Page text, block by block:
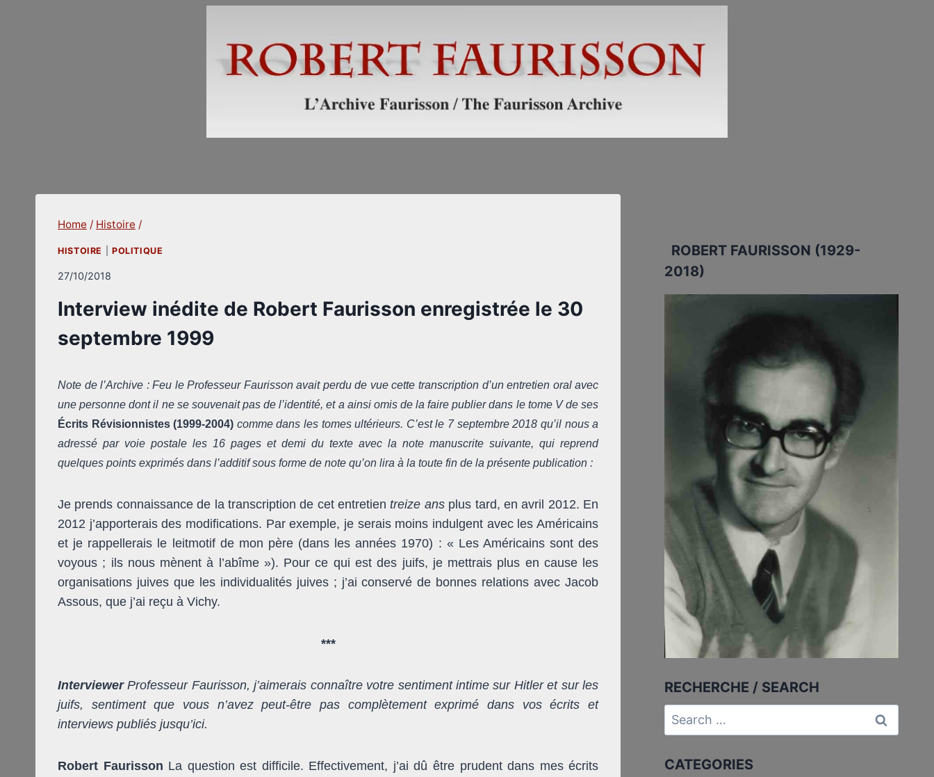
Home / Histoire /
HISTOIRE POLITIQUE
27/10/2018
Interview inédite de Robert Faurisson enregistrée le 30
septembre 1999
Note de l’Archive : Feu le Professeur Faurisson avait perdu de vue cette transcription d’un entretien oral avec
une personne dont il ne se souvenait pas de l’identité, et a ainsi omis de la faire publier dans le tome V de ses
Écrits Révisionnistes (1999-2004) comme dans les tomes ultérieurs. C’est le 7 septembre 2018 qu’il nous a
adressé par voie postale les 16 pages et demi du texte avec la note manuscrite suivante, qui reprend
quelques points exprimés dans l’additif sous forme de note qu’on lira à la toute fin de la présente publication :
Je prends connaissance de la transcription de cet entretientreize ansplus tard, en avril 2012. En
2012 j’apporterais des modifications. Par exemple, je serais moins indulgent avec les Américains
et je rappellerais le leitmotif de mon père (dans les années 1970) : « Les Américains sont des
voyous ; ils nous mènent à l’abîme »). Pour ce qui est des juifs, je mettrais plus en cause les
organisations juives que les individualités juives ; j’ai conservé de bonnes relations avec Jacob
Assous, que j’ai reçu à Vichy.
***
Interviewer Professeur Faurisson, j’aimerais connaître votre sentiment intime sur Hitler et sur les
juifs, sentiment que vous n’avez peut-être pas complètement exprimé dans vos écrits et
interviews publiés jusqu’ici.
Robert Faurisson La question est difficile. Effectivement, j’ai dû être prudent dans mes écrits
ROBERT FAURISSON (1929-
2018)
RECHERCHE / SEARCH
Search
for:
CATEGORIES